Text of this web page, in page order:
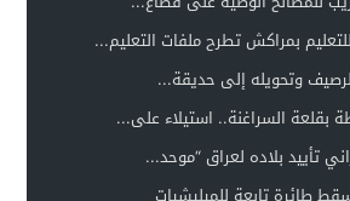
للتعليم بمراكش تطرح ملفات التعليم...
وتحويله إلى حديقة...
السراغنة.. استيلاء على...
تأييد بلاده لعراق “موحد...